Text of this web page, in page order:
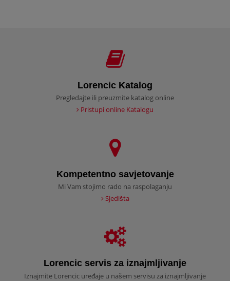
Lorencic Katalog
Pregledajte ili preuzmite katalog online
Pristupi online Katalogu
Kompetentno savjetovanje
Mi Vam stojimo rado na raspolaganju
Sjedišta
Lorencic servis za iznajmljivanje
Iznajmite Lorencic uređaje u našem servisu za iznajmljivanje